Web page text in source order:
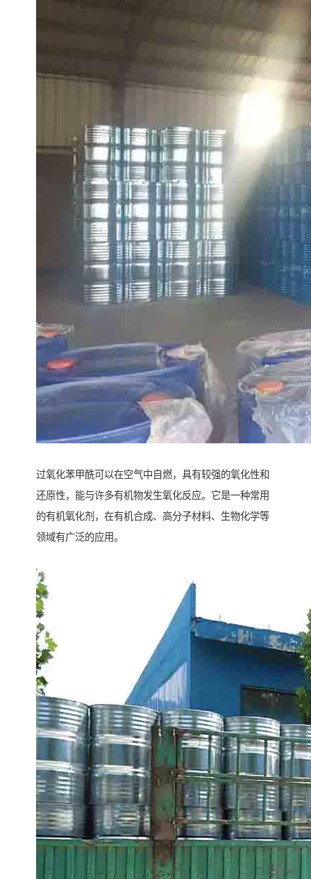
过氧化苯甲酰可以在空气中自燃，具有较强的氧化性和
还原性，能与许多有机物发生氧化反应。它是一种常用
的有机氧化剂，在有机合成、高分子材料、生物化学等
领域有广泛的应用。